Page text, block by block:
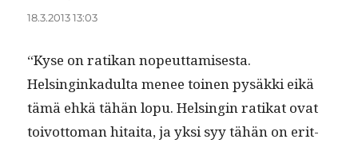
18.3.2013 13:03
“Kyse on ratikan nopeut­tamis­es­ta.
Helsinginkadul­ta menee toinen pysäk­ki eikä
tämä ehkä tähän lopu. Helsin­gin ratikat ovat
toiv­ot­toman hitai­ta, ja yksi syy tähän on erit­